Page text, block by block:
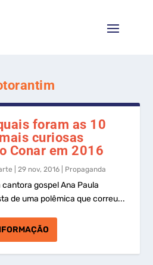
foram as 10
curiosas
Conar em 2016
|29 nov, 2016 Propaganda
gospel Ana Paula
de uma polêmica que correu...